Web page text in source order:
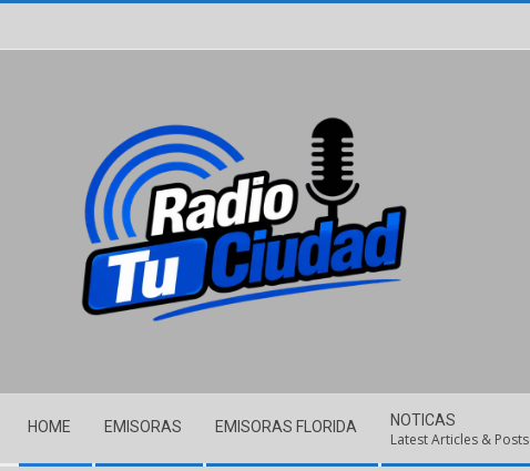
Navigation
Menu
HOME EMISORAS EMISORAS FLORIDA NOTICAS
Latest Articles & Posts